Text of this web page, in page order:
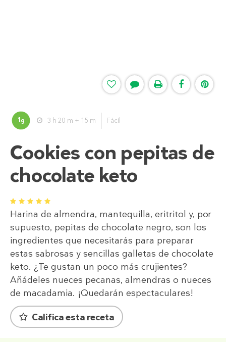
1g 3 h 20 m + 15 m Fácil
Cookies con pepitas de
chocolate keto
1 2 3 4 5
Harina de almendra, mantequilla, eritritol y, por
supuesto, pepitas de chocolate negro, son los
ingredientes que necesitarás para preparar
estas sabrosas y sencillas galletas de chocolate
keto. ¿Te gustan un poco más crujientes?
Añádeles nueces pecanas, almendras o nueces
de macadamia. ¡Quedarán espectaculares!
Califica esta receta